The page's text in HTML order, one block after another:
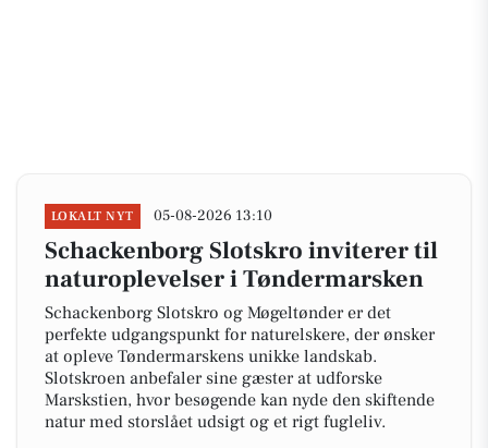
LOKALT NYT 05-08-2026 13:10
Schackenborg Slotskro inviterer til
naturoplevelser i Tøndermarsken
Schackenborg Slotskro og Møgeltønder er det
perfekte udgangspunkt for naturelskere, der ønsker
at opleve Tøndermarskens unikke landskab.
Slotskroen anbefaler sine gæster at udforske
Marskstien, hvor besøgende kan nyde den skiftende
natur med storslået udsigt og et rigt fugleliv.